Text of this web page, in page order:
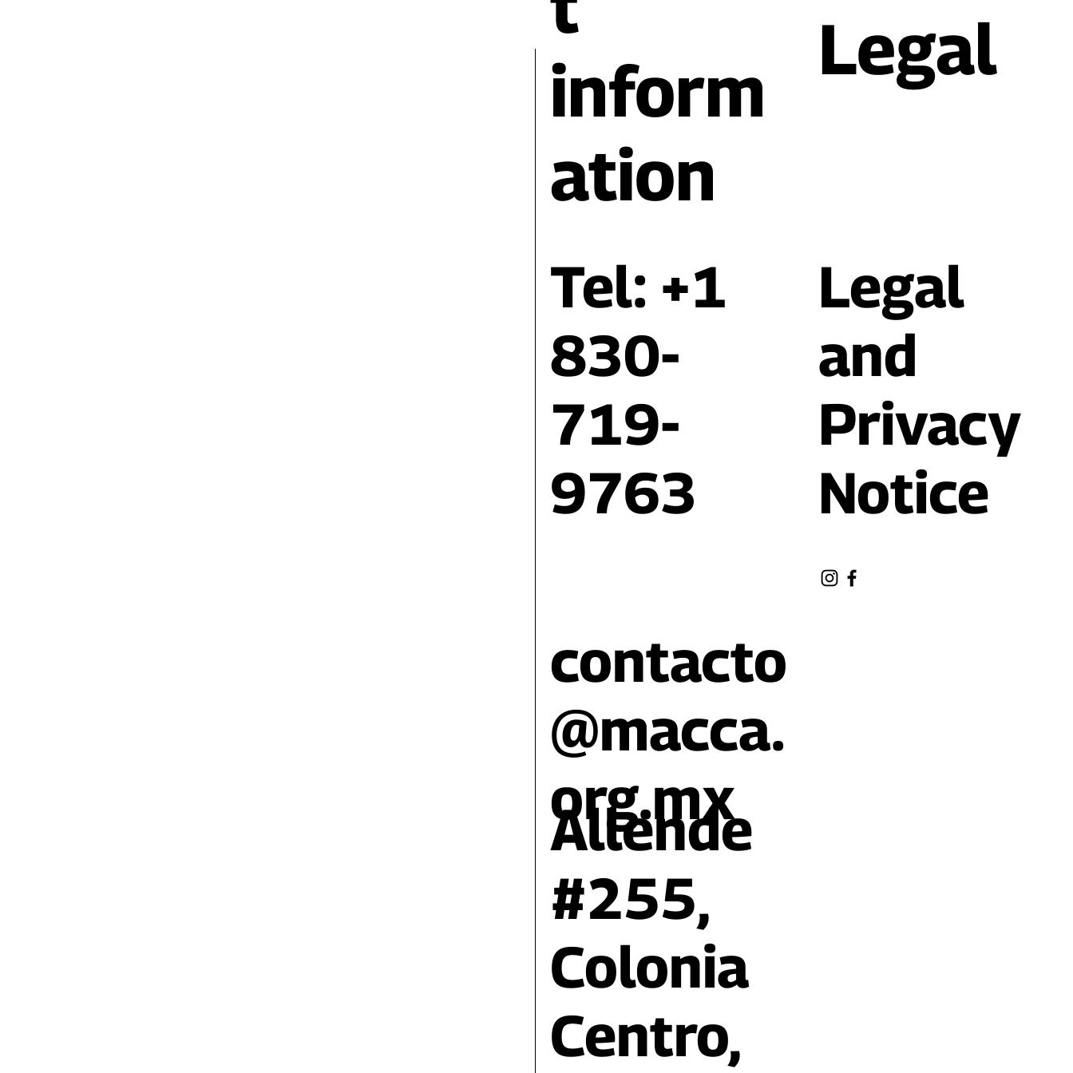
inform
ation
Legal
Tel: +1
830-
719-
9763
contacto
@macca.
org.mx
Allende
#255,
Colonia
Centro,
​Legal
and
Privacy
Notice